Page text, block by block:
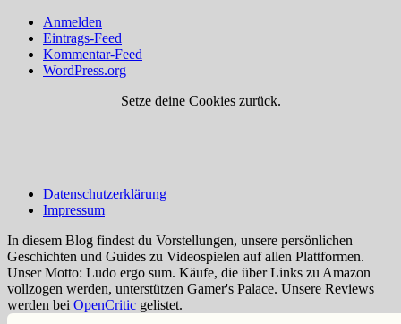
Anmelden
Eintrags-Feed
Kommentar-Feed
WordPress.org
Setze deine Cookies zurück.
Datenschutzerklärung
Impressum
In diesem Blog findest du Vorstellungen, unsere persönlichen
Geschichten und Guides zu Videospielen auf allen Plattformen.
Unser Motto: Ludo ergo sum. Käufe, die über Links zu Amazon
vollzogen werden, unterstützen Gamer's Palace. Unsere Reviews
werden bei OpenCritic gelistet.